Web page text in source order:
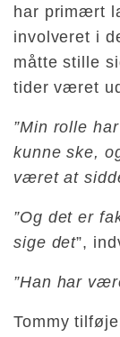
har primært
involveret i
måtte stille
tider været
”Min rolle
kunne ske,
været at
”Og det er
sige det”,
”Han har
Tommy